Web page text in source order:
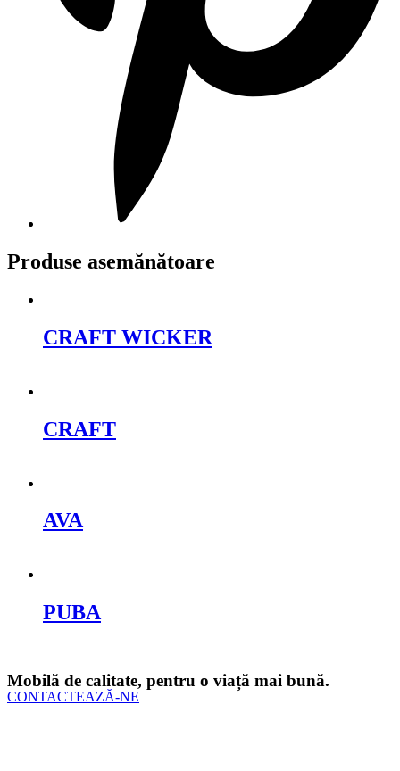
Produse asemănătoare
CRAFT WICKER
CRAFT
AVA
PUBA
Mobilă de calitate, pentru o viață mai bună.
CONTACTEAZĂ-NE